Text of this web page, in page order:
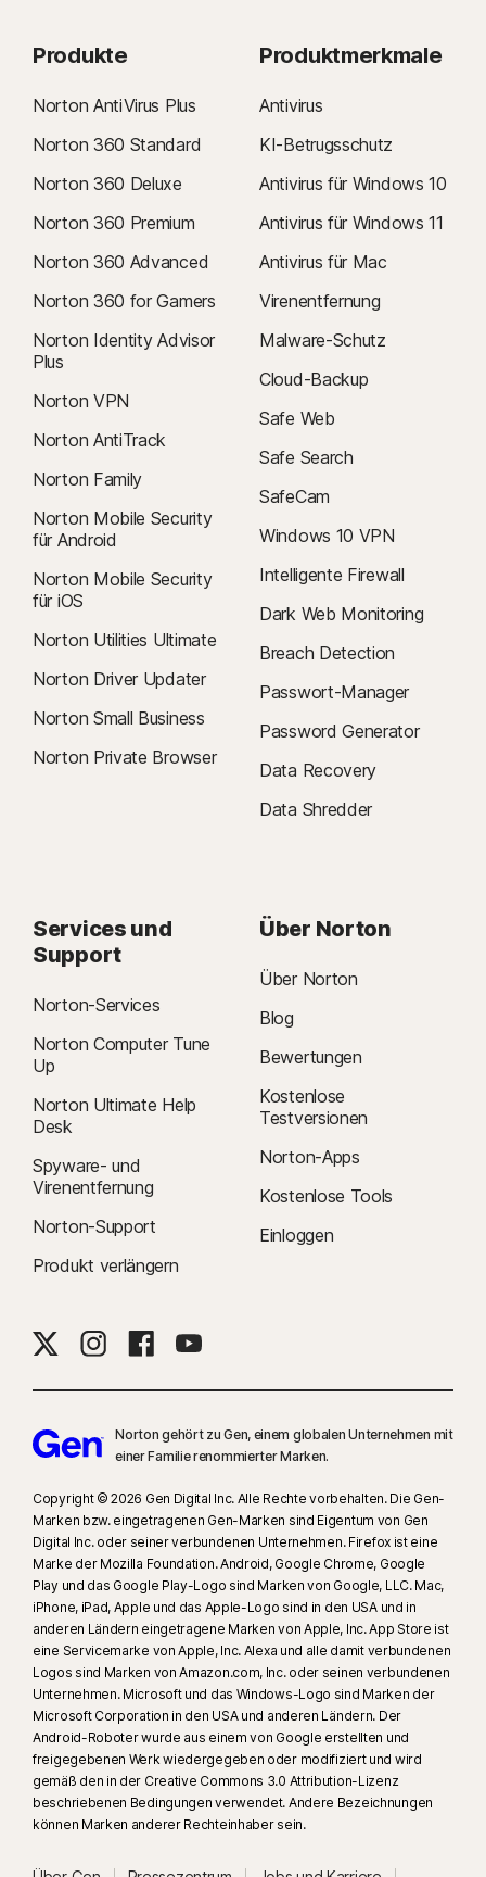
Produkte
Norton AntiVirus Plus
Norton 360 Standard
Norton 360 Deluxe
Norton 360 Premium
Norton 360 Advanced
Norton 360 for Gamers
Norton Identity Advisor
Plus
Norton VPN
Norton AntiTrack
Norton Family
Norton Mobile Security
für Android
Norton Mobile Security
für iOS
Norton Utilities Ultimate
Norton Driver Updater
Norton Small Business
Norton Private Browser
Produktmerkmale
Antivirus
KI-Betrugsschutz
Antivirus für Windows 10
Antivirus für Windows 11
Antivirus für Mac
Virenentfernung
Malware-Schutz
Cloud-Backup
Safe Web
Safe Search
SafeCam
Windows 10 VPN
Intelligente Firewall
Dark Web Monitoring
Breach Detection
Passwort-Manager
Password Generator
Data Recovery
Data Shredder
Services und
Support
Norton-Services
Norton Computer Tune
Up
Norton Ultimate Help
Desk
Spyware- und
Virenentfernung
Norton-Support
Produkt verlängern
Über Norton
Über Norton
Blog
Bewertungen
Kostenlose
Testversionen
Norton-Apps
Kostenlose Tools
Einloggen
Norton gehört zu Gen, einem globalen Unternehmen mit
einer Familie renommierter Marken.
Copyright © 2026 Gen Digital Inc. Alle Rechte vorbehalten. Die Gen-
Marken bzw. eingetragenen Gen-Marken sind Eigentum von Gen
Digital Inc. oder seiner verbundenen Unternehmen. Firefox ist eine
Marke der Mozilla Foundation. Android, Google Chrome, Google
Play und das Google Play-Logo sind Marken von Google, LLC. Mac,
iPhone, iPad, Apple und das Apple-Logo sind in den USA und in
anderen Ländern eingetragene Marken von Apple, Inc. App Store ist
eine Servicemarke von Apple, Inc. Alexa und alle damit verbundenen
Logos sind Marken von Amazon.com, Inc. oder seinen verbundenen
Unternehmen. Microsoft und das Windows-Logo sind Marken der
Microsoft Corporation in den USA und anderen Ländern. Der
Android-Roboter wurde aus einem von Google erstellten und
freigegebenen Werk wiedergegeben oder modifiziert und wird
gemäß den in der Creative Commons 3.0 Attribution-Lizenz
beschriebenen Bedingungen verwendet. Andere Bezeichnungen
können Marken anderer Rechteinhaber sein.